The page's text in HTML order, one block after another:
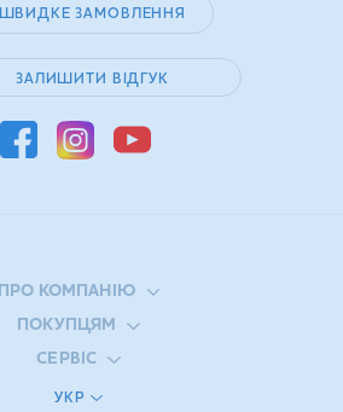
ШВИДКЕ ЗАМОВЛЕННЯ
ЗАЛИШИТИ ВІДГУК
ПРО КОМПАНІЮ
ПОКУПЦЯМ
СЕРВІС
УКР